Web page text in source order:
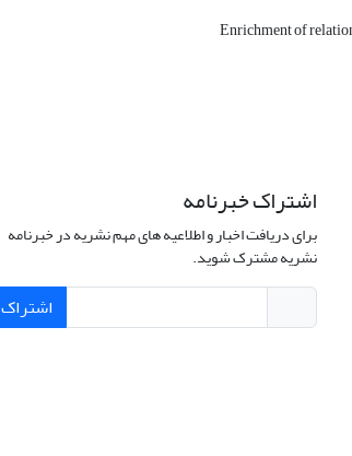
Enrichment of
اشتراک خبرنامه
برای دریافت اخبار و اطلاعیه های مهم نشریه در خبرنامه
نشریه مشترک شوید.
اشتراک